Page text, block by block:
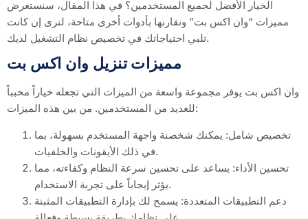
الخيار الأفضل لجميع المستخدمين؟ في هذا المقال، سنستعرض
مميزات “وان اكس بت” ونقارنها بأدوات أخرى متاحة، لنرى إن كانت
تلبي احتياجاتك في تخصيص نظام التشغيل لديك.
مميزات تنزيل وان اكس بت
وان اكس بت يوفر مجموعة واسعة من الميزات التي تجعله خياراً محبباً
للعديد من المستخدمين. من بين هذه الميزات:
تخصيص شامل: يمكنك شخصنة واجهة المستخدم بسهولة، بما
في ذلك الأيقونات والخلفيات.
تحسين الأداء: يساعد على تحسين سرعة النظام وكفاءته، مما
يؤثر إيجاباً على تجربة الاستخدام.
دعم التطبيقات المتعددة: يسمح لك بإدارة التطبيقات المثبتة